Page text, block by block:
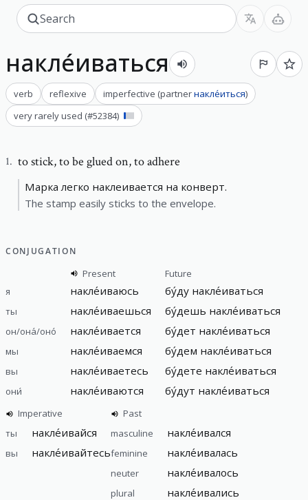
накле́иваться
verb reflexive imperfective (partnerнакле́иться)
very rarely used (#52384)
1. to stick,to be glued on, to adhere
Марка легко наклеивается на конверт.
The stamp easily sticks to the envelope.
CONJUGATION
Present
Future
я
накле́иваюсь бу́ду накле́иваться
ты накле́иваешься бу́дешь накле́иваться
он/она́/оно́ накле́ивается бу́дет накле́иваться
мы накле́иваемся бу́дем накле́иваться
вы накле́иваетесь бу́дете накле́иваться
они́ накле́иваются бу́дут накле́иваться
Imperative
ты
накле́ивайся
вы накле́ивайтесь
Past
masculine
накле́ивался
feminine накле́ивалась
neuter накле́ивалось
plural накле́ивались